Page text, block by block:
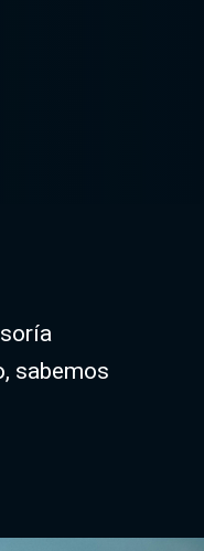
sabemos